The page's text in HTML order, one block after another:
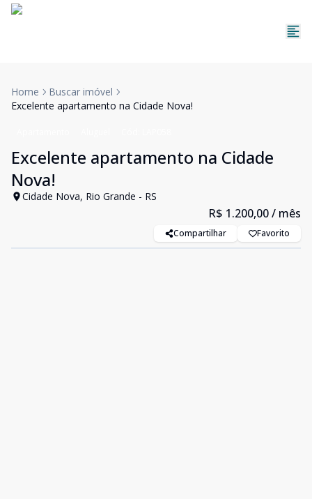
Home
Buscar imóvel
Excelente apartamento na Cidade Nova!
Excelente apartamento na Cidade
Nova!
Cidade Nova, Rio Grande - RS
R$ 1.200,00/ mês
Compartilhar Favorito